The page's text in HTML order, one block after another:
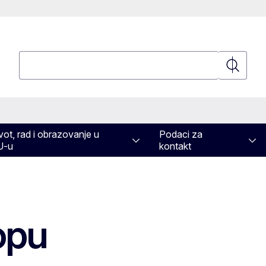
rad i obrazovanje u
u
Podaci za
kontakt